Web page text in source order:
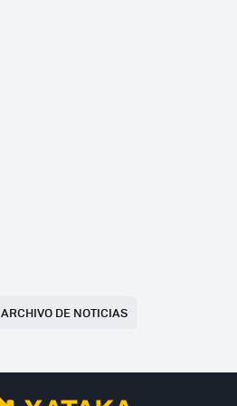
ARCHIVO DE NOTICIAS